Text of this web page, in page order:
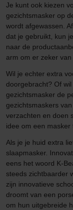
Je kunt ook kiezen
gezichtsmasker op
wordt afgewassen.
dat je gebruikt, kun
naar de
arm om er zeker
Wil je echter extra
doorgebracht? Of
gezichtsmasker de
gezichtsmaskers
verzachten en doen
idee om een masker
Als je je huid extra
slaapmasker.
eens het woord K-
steeds zichtbaarder
zijn innovatieve
droomt van een
om hun uitgebreide